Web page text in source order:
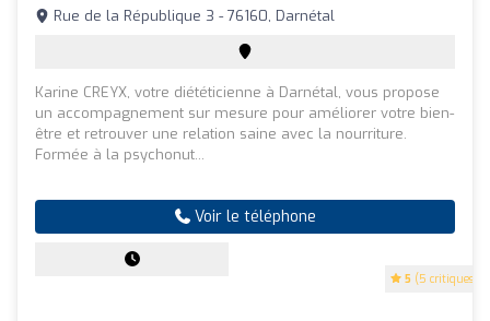
5 (5 critiques)
Rue de la République 3 - 76160, Darnétal
Karine CREYX, votre diététicienne à Darnétal, vous propose
un accompagnement sur mesure pour améliorer votre bien-
être et retrouver une relation saine avec la nourriture.
Formée à la psychonut...
Voir le téléphone